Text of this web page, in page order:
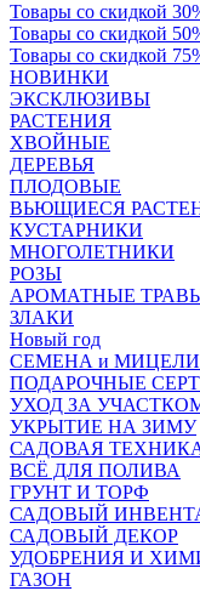
Товары со скидкой
Товары со скидкой
Товары со скидкой
НОВИНКИ
ЭКСКЛЮЗИВЫ
РАСТЕНИЯ
ХВОЙНЫЕ
ДЕРЕВЬЯ
ПЛОДОВЫЕ
ВЬЮЩИЕСЯ
КУСТАРНИКИ
МНОГОЛЕТНИКИ
РОЗЫ
АРОМАТНЫЕ
ЗЛАКИ
Новый год
СЕМЕНА и
ПОДАРОЧНЫЕ
УХОД ЗА
УКРЫТИЕ НА ЗИМУ
САДОВАЯ
ВСЁ ДЛЯ ПОЛИВА
ГРУНТ И ТОРФ
САДОВЫЙ
САДОВЫЙ ДЕКОР
УДОБРЕНИЯ И
ГАЗОН